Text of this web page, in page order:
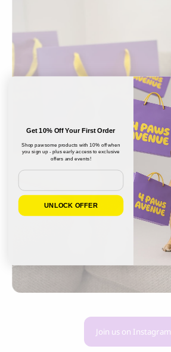
Join us on Instagram
Get 10% Off Your First Order
Shop pawsome products with 10% off when
you sign up - plus early access to exclusive
offers and events!
Email
UNLOCK OFFER